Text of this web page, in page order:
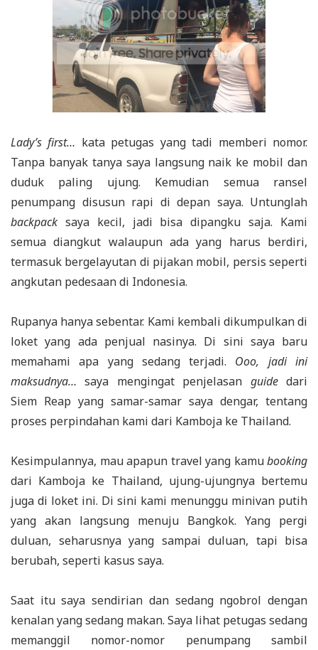
Lady’s first… kata petugas yang tadi memberi nomor.
Tanpa banyak tanya saya langsung naik ke mobil dan
duduk paling ujung. Kemudian semua ransel
penumpang disusun rapi di depan saya. Untunglah
backpack saya kecil, jadi bisa dipangku saja. Kami
semua diangkut walaupun ada yang harus berdiri,
termasuk bergelayutan di pijakan mobil, persis seperti
angkutan pedesaan di Indonesia.
Rupanya hanya sebentar. Kami kembali dikumpulkan di
loket yang ada penjual nasinya. Di sini saya baru
memahami apa yang sedang terjadi. Ooo, jadi ini
maksudnya… saya mengingat penjelasan guidedari
Siem Reap yang samar-samar saya dengar, tentang
proses perpindahan kami dari Kamboja ke Thailand.
Kesimpulannya, mau apapun travel yang kamubooking
dari Kamboja ke Thailand, ujung-ujungnya bertemu
juga di loket ini. Di sini kami menunggu minivan putih
yang akan langsung menuju Bangkok. Yang pergi
duluan, seharusnya yang sampai duluan, tapi bisa
berubah, seperti kasus saya.
Saat itu saya sendirian dan sedang ngobrol dengan
kenalan yang sedang makan. Saya lihat petugas sedang
memanggil nomor-nomor penumpang sambil